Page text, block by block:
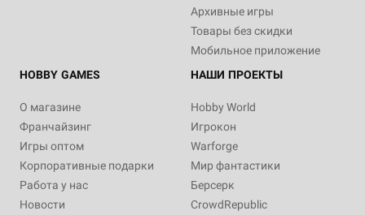
Архивные игры
Товары без скидки
Мобильное приложение
HOBBY GAMES
О магазине
Франчайзинг
Игры оптом
Корпоративные подарки
Работа у нас
Новости
НАШИ ПРОЕКТЫ
Hobby World
Игрокон
Warforge
Мир фантастики
Берсерк
CrowdRepublic